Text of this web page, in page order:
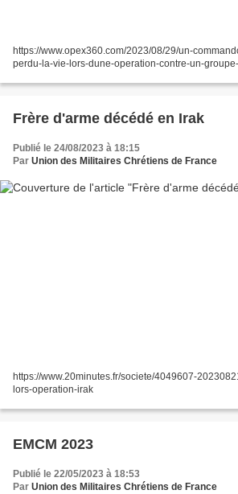
https://www.opex360.com/2023/08/29/un-
perdu-la-vie-lors-dune-operation-contre-un-
Frère d'arme décédé en Irak
Publié le 24/08/2023 à 18:15
Par Union des Militaires Chrétiens de France
https://www.20minutes.fr/societe/4049607-
lors-operation-irak
EMCM 2023
Publié le 22/05/2023 à 18:53
Par Union des Militaires Chrétiens de France